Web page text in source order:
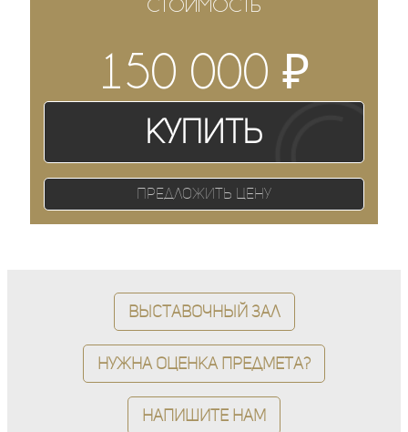
СТОИМОСТЬ
150 000 ₽
Купить
Предложить цену
Выставочный зал
Нужна оценка предмета?
Напишите нам